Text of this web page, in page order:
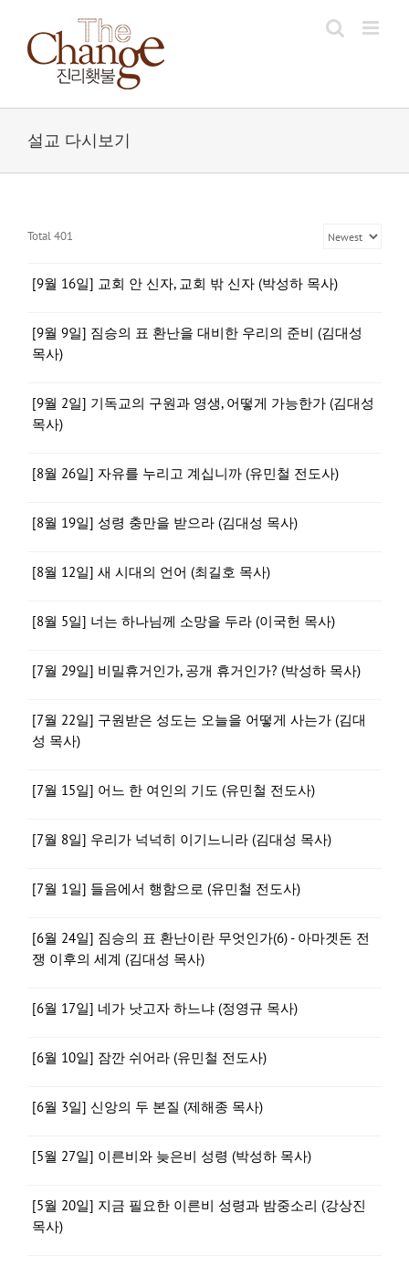
content
설교 다시보기
Total 401
[9월 16일] 교회 안 신자, 교회 밖 신자 (박성하 목사)
[9월 9일] 짐승의 표 환난을 대비한 우리의 준비 (김대성
목사)
[9월 2일] 기독교의 구원과 영생, 어떻게 가능한가 (김대성
목사)
[8월 26일] 자유를 누리고 계십니까 (유민철 전도사)
[8월 19일] 성령 충만을 받으라 (김대성 목사)
[8월 12일] 새 시대의 언어 (최길호 목사)
[8월 5일] 너는 하나님께 소망을 두라 (이국헌 목사)
[7월 29일] 비밀휴거인가, 공개 휴거인가? (박성하 목사)
[7월 22일] 구원받은 성도는 오늘을 어떻게 사는가 (김대
성 목사)
[7월 15일] 어느 한 여인의 기도 (유민철 전도사)
[7월 8일] 우리가 넉넉히 이기느니라 (김대성 목사)
[7월 1일] 들음에서 행함으로 (유민철 전도사)
[6월 24일] 짐승의 표 환난이란 무엇인가(6) - 아마겟돈 전
쟁 이후의 세계 (김대성 목사)
[6월 17일] 네가 낫고자 하느냐 (정영규 목사)
[6월 10일] 잠깐 쉬어라 (유민철 전도사)
[6월 3일] 신앙의 두 본질 (제해종 목사)
[5월 27일] 이른비와 늦은비 성령 (박성하 목사)
[5월 20일] 지금 필요한 이른비 성령과 밤중소리 (강상진
목사)